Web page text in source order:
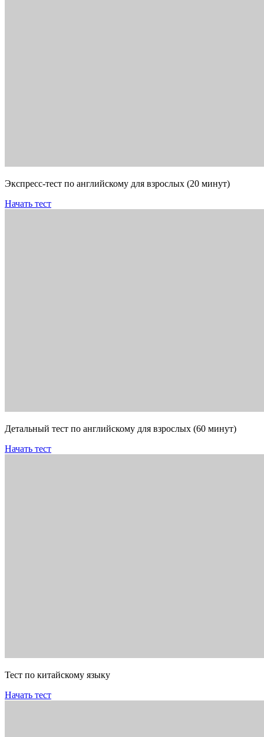
Экспресс-тест по английскому для взрослых (20 минут)
Начать тест
Детальный тест по английскому для взрослых (60 минут)
Начать тест
Тест по китайскому языку
Начать тест